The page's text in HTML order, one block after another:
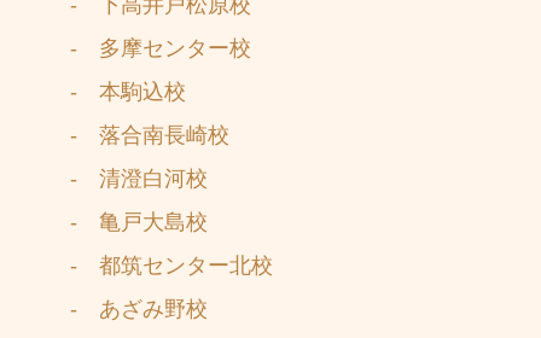
- 多摩センター校
- 本駒込校
- 落合南長崎校
- 清澄白河校
- 亀戸大島校
- 都筑センター北校
- あざみ野校